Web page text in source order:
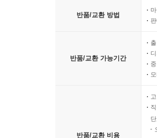
반품/교환 방법
반품/교환 가능기간
반품/교환 비용